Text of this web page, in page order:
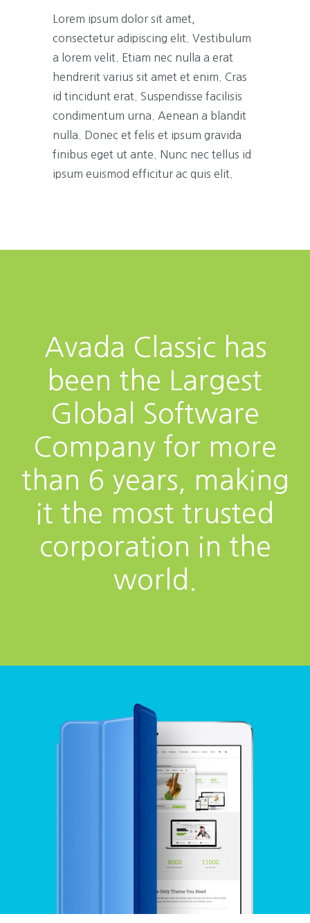
Lorem ipsum dolor sit amet,
consectetur adipiscing elit. Vestibulum
a lorem velit. Etiam nec nulla a erat
hendrerit varius sit amet et enim. Cras
id tincidunt erat. Suspendisse facilisis
condimentum urna. Aenean a blandit
nulla. Donec et felis et ipsum gravida
finibus eget ut ante. Nunc nec tellus id
ipsum euismod efficitur ac quis elit.
Avada Classic has
been the Largest
Global Software
Company for more
than 6 years, making
it the most trusted
corporation in the
world.